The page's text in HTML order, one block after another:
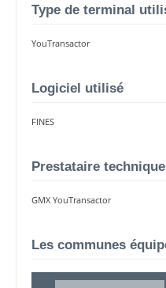
Type de terminal
YouTransactor
Logiciel utilisé
FINES
Prestataire technique
GMX YouTransactor
Les communes